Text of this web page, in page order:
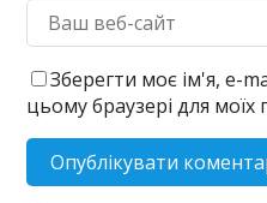
Зберегти моє ім'я, e-
цьому браузері для